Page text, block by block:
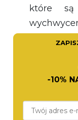
które
tylko
kopercie
wzór
-10%